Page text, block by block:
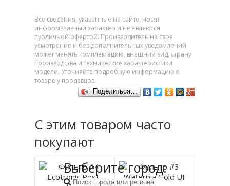
Все сведения, указанные на сайте, носят
информативный характер и не являются
публичной офертой. Производитель на свое
усмотрение и без дополнительных уведомлений
может менять комплектацию, внешний вид, страну
производства и технические характеристики
модели. Уточняйте подробную информацию о
товаре у продавцов.
Поделиться…
С этим товаром часто
покупают
Выберите город: